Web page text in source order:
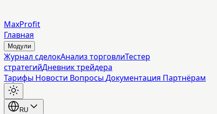
MaxProfit
Главная
Модули
Журнал сделокАнализ торговлиТестер
стратегийДневник трейдера
Тарифы Новости ВопросыДокументация Партнёрам
RU